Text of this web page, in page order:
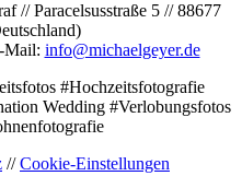
// Paracelsusstraße 5 // 88677
info@michaelgeyer.de
#Hochzeitsfotografie
Wedding #Verlobungsfotos
//Cookie-Einstellungen